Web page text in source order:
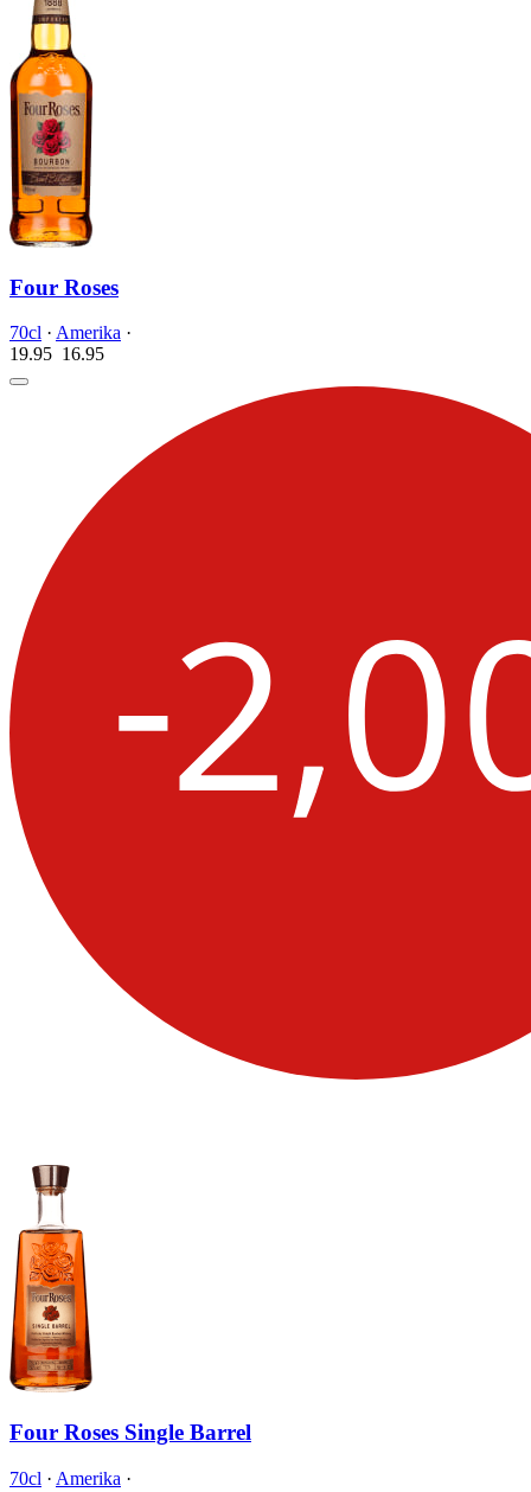
Four Roses
70cl · Amerika ·
19.95 16.95
Four Roses Single Barrel
70cl · Amerika ·